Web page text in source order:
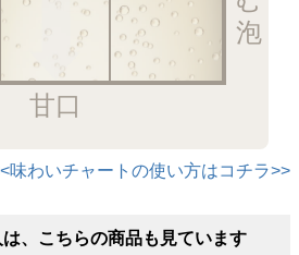
甘口
味わいチャートの使い方はコチラ>>
、こちらの商品も見ています